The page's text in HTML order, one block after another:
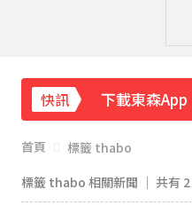
快訊
下載東森App
《理財達人
首頁
標籤 thabo
標籤 thabo 相關新聞 │ 共有 2